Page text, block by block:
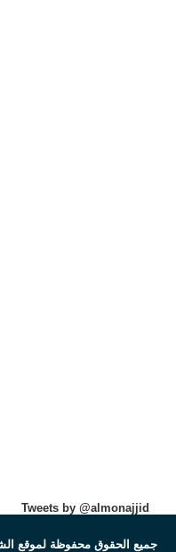
Tweets by @almonajjid
جميع الحقوق محفوظة لموقع